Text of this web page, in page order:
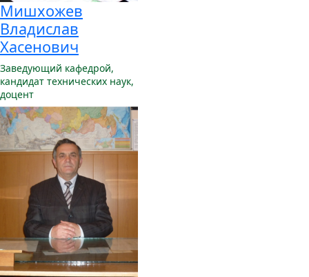
Мишхожев
Владислав
Хасенович
Заведующий кафедрой,
кандидат технических наук,
доцент